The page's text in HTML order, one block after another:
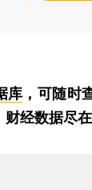
库 ，可随时
经数据尽在